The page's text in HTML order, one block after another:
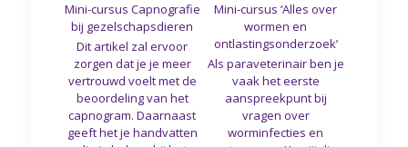
Mini-cursus Capnografie
bij gezelschapsdieren
Dit artikel zal ervoor
zorgen dat je je meer
vertrouwd voelt met de
beoordeling van het
capnogram. Daarnaast
geeft het je handvatten
Mini-cursus ‘Alles over
wormen en
ontlastingsonderzoek’
Als paraveterinair ben je
vaak het eerste
aanspreekpunt bij
vragen over
worminfecties en